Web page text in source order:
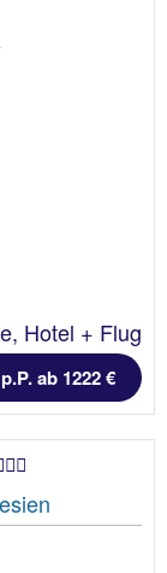
Hotel + Flug
ab 1222 €